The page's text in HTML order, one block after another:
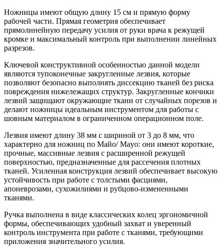
Ножницы имеют общую длину 15 см и прямую форму
рабочей части. Прямая геометрия обеспечивает
прямолинейную передачу усилия от руки врача к режущей
кромке и максимальный контроль при выполнении линейных
разрезов.
Ключевой конструктивной особенностью данной модели
являются тупоконечные закругленные лезвия, которые
позволяют безопасно выполнять диссекцию тканей без риска
повреждения нижележащих структур. Закругленные кончики
лезвий защищают окружающие ткани от случайных порезов и
делают ножницы идеальным инструментом для работы с
шовным материалом в ограниченном операционном поле.
Лезвия имеют длину 38 мм с шириной от 3 до 8 мм, что
характерно для ножниц по Майо/ Mayo: они имеют короткие,
прочные, массивные лезвия с расширенной режущей
поверхностью, предназначенные для рассечения плотных
тканей. Усиленная конструкция лезвий обеспечивает высокую
устойчивость при работе с толстыми фасциями,
апоневрозами, сухожилиями и рубцово-измененными
тканями.
Ручка выполнена в виде классических колец эргономичной
формы, обеспечивающих удобный захват и уверенный
контроль инструмента при работе с тканями, требующими
приложения значительного усилия.